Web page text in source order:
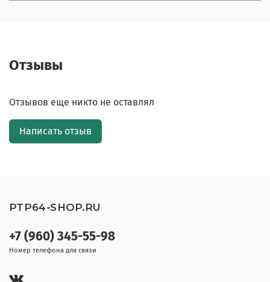
Отзывы
Отзывов еще никто не оставлял
Написать отзыв
+7 (960) 345-55-98
Номер телефона для связи
PTP64-SHOP.RU